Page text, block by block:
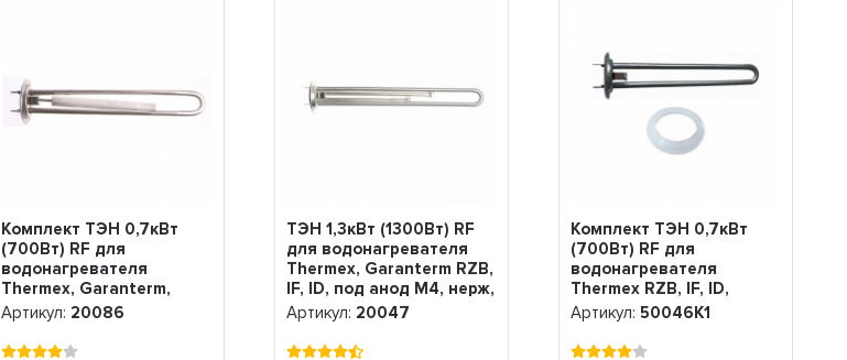
Комплект ТЭН 0,7кВт
(700Вт) RF для
водонагревателя
Thermex, Garanterm,
нерж + анод, 20086
Артикул: 20086
ТЭН 1,3кВт (1300Вт) RF
для водонагревателя
Thermex, Garanterm RZB,
IF, ID, под анод М4, нерж,
20047
Артикул: 20047
Комплект ТЭН 0,7кВт
(700Вт) RF для
водонагревателя
Thermex RZB, IF, ID,
Garanterm, под анод М4,
нерж. + прокладка,
50046K1
Артикул: 50046K1